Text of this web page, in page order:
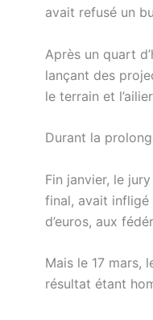
avait refusé un
Après un quart
lançant des
le terrain et
Durant la
Fin janvier, le
final, avait infligé
d’euros, aux
Mais le 17 mars,
résultat étant